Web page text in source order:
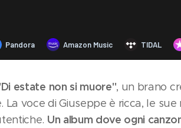
estate non si muore", un brano
La voce di Giuseppe è ricca, le
Un album dove ogni